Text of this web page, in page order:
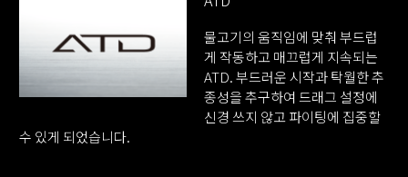
물고기의 움직임에 맞춰 부드럽
게 작동하고 매끄럽게 지속되는
ATD. 부드러운 시작과 탁월한 추
종성을 추구하여 드래그 설정에
신경 쓰지 않고 파이팅에 집중할
수 있게 되었습니다.